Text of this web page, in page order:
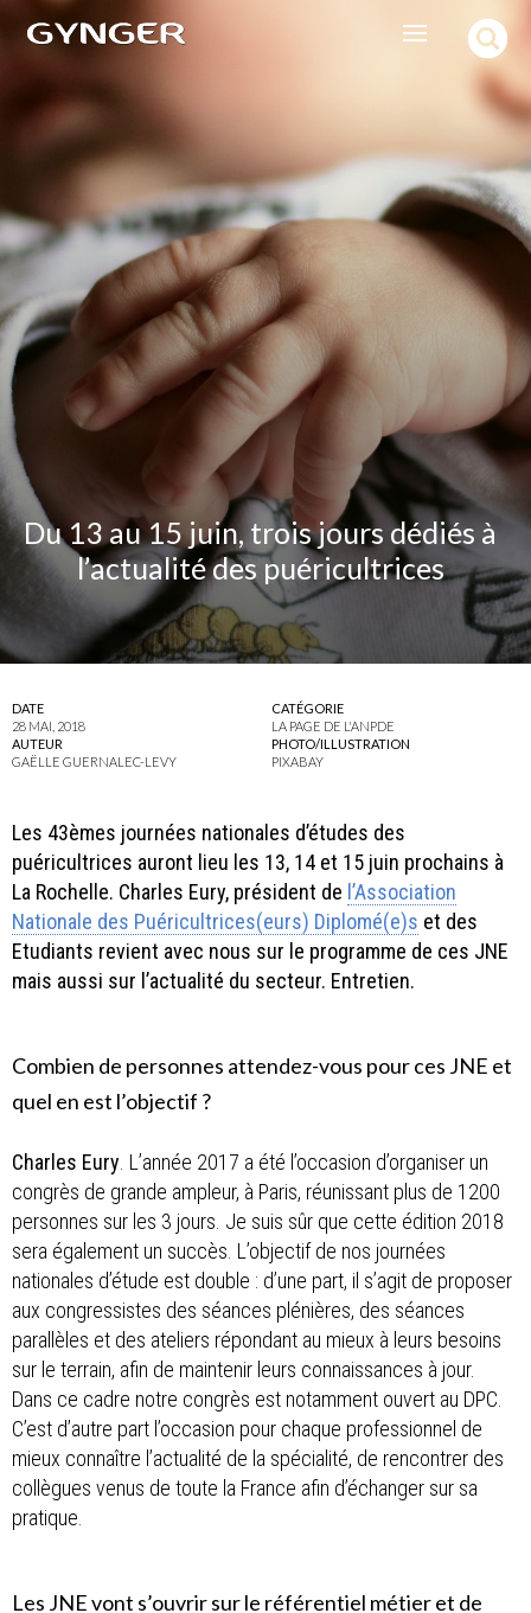
Du 13 au 15 juin, trois jours dédiés à
l’actualité des puéricultrices
DATE
28 MAI, 2018
CATÉGORIE
LA PAGE DE L'ANPDE
AUTEUR
GAËLLE GUERNALEC-LEVY
PHOTO/ILLUSTRATION
PIXABAY
Les 43èmes journées nationales d’études des
puéricultrices auront lieu les 13, 14 et 15 juin prochains à
La Rochelle. Charles Eury, président de l’Association
Nationale des Puéricultrices(eurs) Diplomé(e)s et des
Etudiants revient avec nous sur le programme de ces JNE
mais aussi sur l’actualité du secteur. Entretien.
Combien de personnes attendez-vous pour ces JNE et
quel en est l’objectif ?
Charles Eury . L’année 2017 a été l’occasion d’organiser un
congrès de grande ampleur, à Paris, réunissant plus de 1200
personnes sur les 3 jours. Je suis sûr que cette édition 2018
sera également un succès. L’objectif de nos journées
nationales d’étude est double : d’une part, il s’agit de proposer
aux congressistes des séances plénières, des séances
parallèles et des ateliers répondant au mieux à leurs besoins
sur le terrain, afin de maintenir leurs connaissances à jour.
Dans ce cadre notre congrès est notamment ouvert au DPC.
C’est d’autre part l’occasion pour chaque professionnel de
mieux connaître l’actualité de la spécialité, de rencontrer des
collègues venus de toute la France afin d’échanger sur sa
pratique.
Les JNE vont s’ouvrir sur le référentiel métier et de